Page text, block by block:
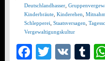
Deutschlandhasser
Kinderbräute Kinderehen
Schlepperei Staatsversagen
Vergewaltigungskultur
Facebook
Twitter
VK